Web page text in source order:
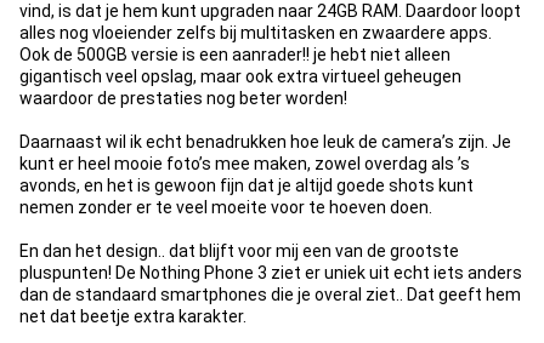
vind, is dat je hem kunt upgraden naar 24GB RAM. Daardoor loopt
alles nog vloeiender zelfs bij multitasken en zwaardere apps.
Ook de 500GB versie is een aanrader!! je hebt niet alleen
gigantisch veel opslag, maar ook extra virtueel geheugen
waardoor de prestaties nog beter worden!
Daarnaast wil ik echt benadrukken hoe leuk de camera’s zijn. Je
kunt er heel mooie foto’s mee maken, zowel overdag als ’s
avonds, en het is gewoon fijn dat je altijd goede shots kunt
nemen zonder er te veel moeite voor te hoeven doen.
En dan het design.. dat blijft voor mij een van de grootste
pluspunten! De Nothing Phone 3 ziet er uniek uit echt iets anders
dan de standaard smartphones die je overal ziet.. Dat geeft hem
net dat beetje extra karakter.